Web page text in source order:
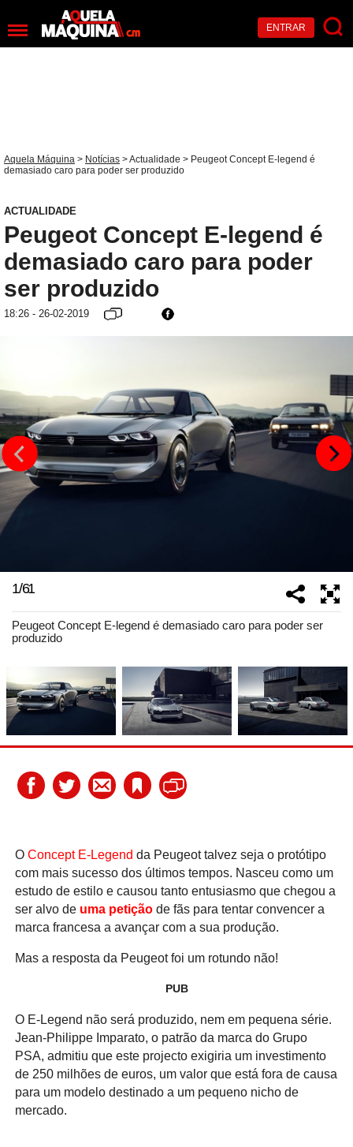
ENTRAR
Aquela Máquina > Notícias >Actualidade > Peugeot Concept E-legend é
demasiado caro para poder ser produzido
ACTUALIDADE
Peugeot Concept E-legend é
demasiado caro para poder
ser produzido
18:26 - 26-02-2019
1/61
Peugeot Concept E-legend é demasiado caro para poder ser
produzido
O Concept E-Legend da Peugeot talvez seja o protótipo
com mais sucesso dos últimos tempos. Nasceu como um
estudo de estilo e causou tanto entusiasmo que chegou a
ser alvo de uma petiçãode fãs para tentar convencer a
marca francesa a avançar com a sua produção.
Mas a resposta da Peugeot foi um rotundo não!
PUB
O E-Legend não será produzido, nem em pequena série.
Jean-Philippe Imparato, o patrão da marca do Grupo
PSA, admitiu que este projecto exigiria um investimento
de 250 milhões de euros, um valor que está fora de causa
para um modelo destinado a um pequeno nicho de
mercado.